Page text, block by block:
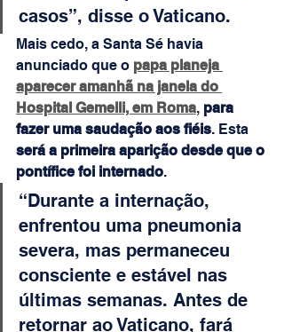
casos”, disse o Vaticano.
Mais cedo, a Santa Sé havia
anunciado que o papa planeja
aparecer amanhã na janela do
Hospital Gemelli, em Roma, para
fazer uma saudação aos fiéis. Esta
será a primeira aparição desde que o
pontífice foi internado.
“Durante a internação,
enfrentou uma pneumonia
severa, mas permaneceu
consciente e estável nas
últimas semanas. Antes de
retornar ao Vaticano, fará